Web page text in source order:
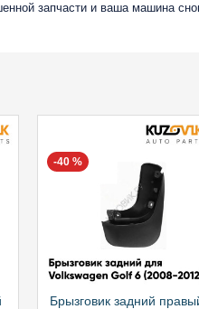
запчасти и ваша машина
-40 %
Брызговик задний